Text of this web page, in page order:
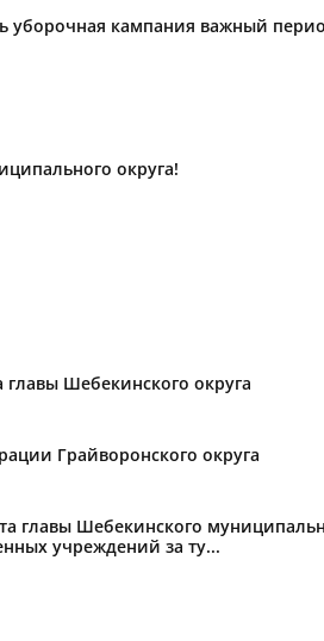
уборочная кампания важный
округа!
Шебекинского округа
Грайворонского округа
Шебекинского
учреждений за ту...